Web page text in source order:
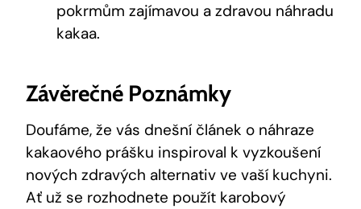
pokrmům‌ zajímavou a ⁢zdravou ⁣náhradu
kakaa.
Závěrečné Poznámky
Doufáme,‍ že ⁤vás dnešní článek o náhraze
⁣kakaového prášku inspiroval k vyzkoušení
nových zdravých alternativ ve⁤ vaší kuchyni.
Ať už se rozhodnete použít karobový